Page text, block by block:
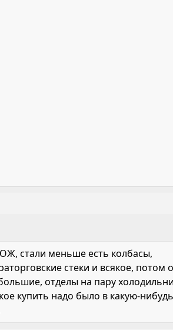
стали меньше есть колбасы,
стеки и всякое, потом
отделы на пару
купить надо было в какую-